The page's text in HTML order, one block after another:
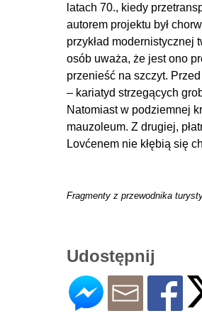
latach 70., kiedy
autorem projektu był
przykład modernistycznej
osób uważa, że jest ono
przenieść na szczyt.
– kariatyd strzegących
Natomiast w podziemnej
mauzoleum. Z drugiej,
Lovćenem nie kłębią się
Fragmenty z przewodnika
Udostępnij